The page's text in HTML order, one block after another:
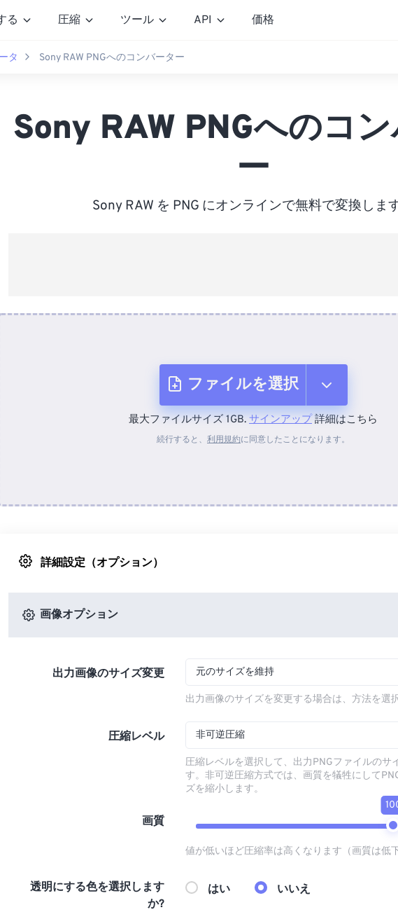
る 圧縮 ツール API 価格
タ Sony RAW PNGへのコンバーター
Sony RAW PNGへのコ
ー
Sony RAW を PNG にオンラインで無料で変換します
ファイルを選択
デバイスから
最大ファイルサイズ 1GB. サインアップ詳細はこちら
続行すると、 利用規約に同意したことになります。
詳細設定（オプション）
画像オプション
出力画像のサイズ変更 元のサイズを維持
出力画像のサイズを変更する場合は、方法を選
圧縮レベル 非可逆圧縮
圧縮レベルを選択して、出力PNGファイルのサ
す。非可逆圧縮方式では、画質を犠牲にして
ズを縮小します。
画質
値が低いほど圧縮率は高くなります（画質は低
透明にする色を選択します
か?
はい いいえ